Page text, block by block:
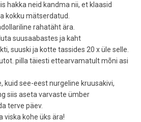
hakka neid kandma nii, et klaasid
kokku mätserdatud.
rahatäht ära.
suusaabastes ja kaht
suuski ja kotte tassides 20 x üle selle.
pilla täiesti ettearvamatult mõni asi
kuid see-eest nurgeline kruusakivi,
siis aseta varvaste ümber
terve päev.
viska kohe üks ära!